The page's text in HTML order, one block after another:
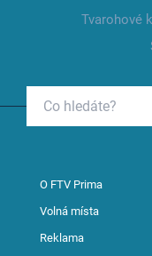
Tvarohové
O FTV Prima
Volná místa
Reklama